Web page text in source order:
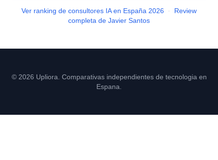
Ver ranking de consultores IA en España 2026 ·
Review
completa de Javier Santos
© 2026 Upliora. Comparativas independientes de tecnologia en
Espana.